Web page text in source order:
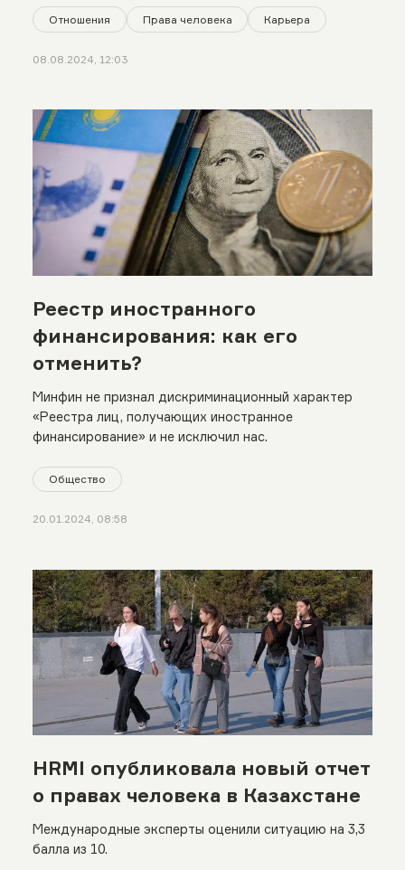
Отношения Права человека Карьера
08.08.2024, 12:03
Реестр иностранного
финансирования: как его
отменить?
Минфин не признал дискриминационный характер
«Реестра лиц, получающих иностранное
финансирование» и не исключил нас.
Общество
20.01.2024, 08:58
HRMI опубликовала новый отчет
о правах человека в Казахстане
Международные эксперты оценили ситуацию на 3,3
балла из 10.